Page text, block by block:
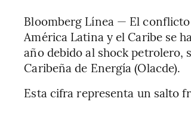
Bloomberg Línea — El
América Latina y el Caribe se
año debido al shock petrolero,
Caribeña de Energía (Olacde).
Esta cifra representa un salto